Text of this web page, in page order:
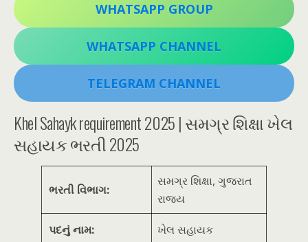
WHATSAPP GROUP
WHATSAPP CHANNEL
TELEGRAM CHANNEL
Khel Sahayk requirement 2025 | સમગ્ર શિક્ષા ખેલ
સહાયક ભરતી 2025
ભરતી વિભાગ:
સમગ્ર શિક્ષા, ગુજરાત
રાજ્ય
પદનું નામ: ખેલ સહાયક